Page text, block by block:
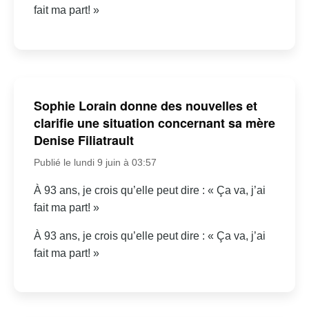
fait ma part! »
Sophie Lorain donne des nouvelles et
clarifie une situation concernant sa mère
Denise Filiatrault
Publié le lundi 9 juin à 03:57
À 93 ans, je crois qu’elle peut dire : « Ça va, j’ai
fait ma part! »
À 93 ans, je crois qu’elle peut dire : « Ça va, j’ai
fait ma part! »